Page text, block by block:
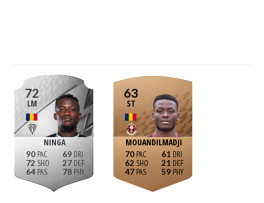
72
LM
NINGA
90
72
64
69
27
78
63
ST
MOUANDILMADJI
70
62
47
61
21
59